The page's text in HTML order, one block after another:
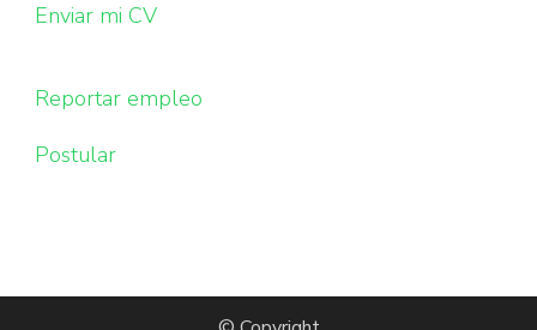
Enviar mi CV
Reportar empleo
Postular